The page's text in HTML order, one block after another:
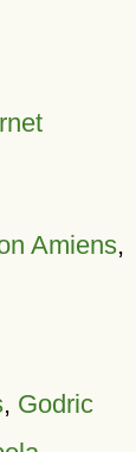
Amiens,
, Godric